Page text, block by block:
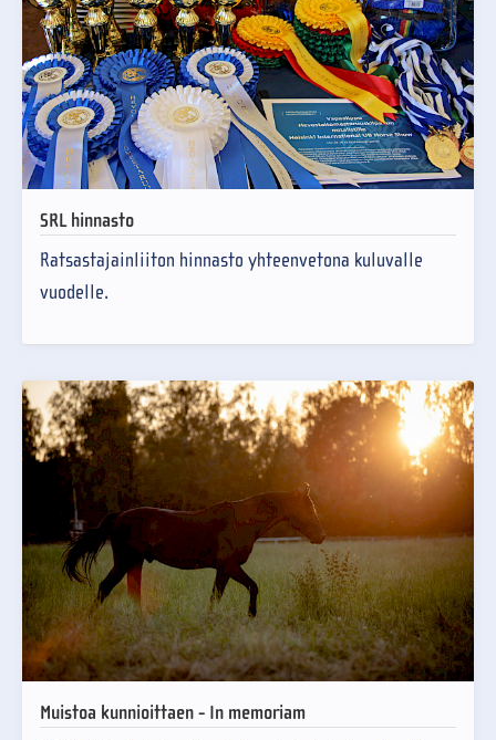
SRL hinnasto
Ratsastajainliiton hinnasto yhteenvetona kuluvalle
vuodelle.
Muistoa kunnioittaen - In memoriam